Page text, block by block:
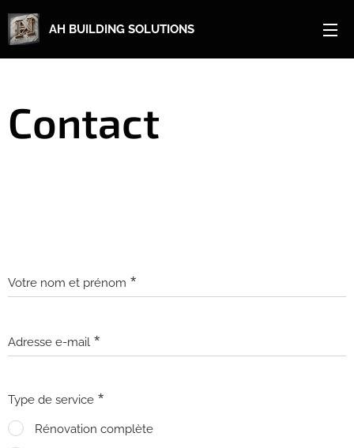
AH BUILDING SOLUTIONS
Contact
Votre nom et prénom
Adresse e-mail
Type de service
Rénovation complète